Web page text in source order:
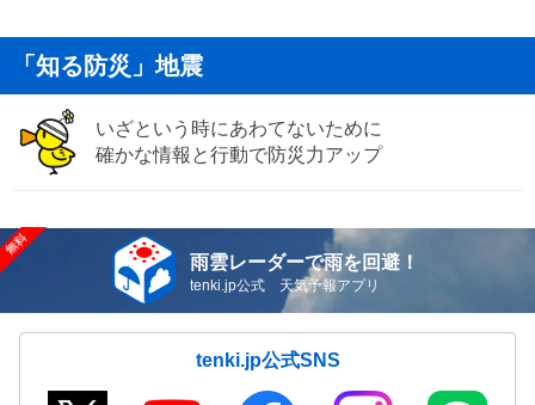
「知る防災」地震
いざという時にあわてないために
確かな情報と行動で防災力アップ
雨雲レーダーで雨を回避！
tenki.jp公式 天気予報アプリ
tenki.jp公式SNS